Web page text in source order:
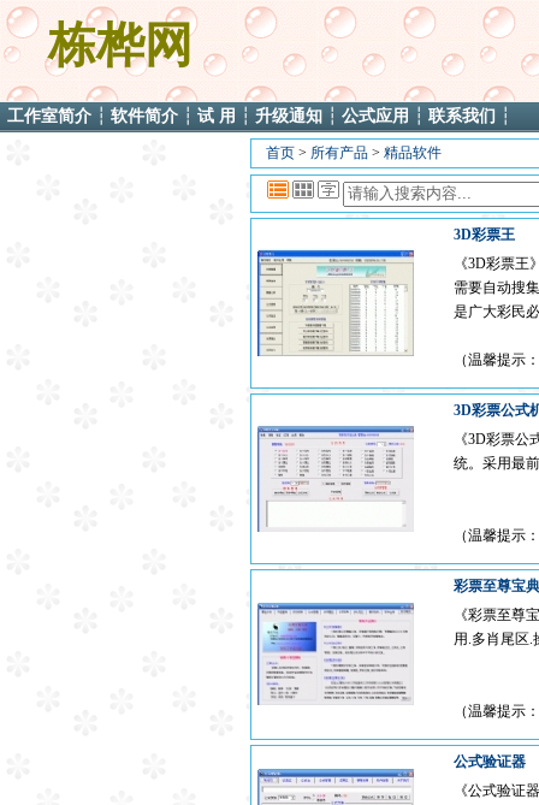
栋桦网
工作室简介 ┆ 软件简介 ┆ 试 用 ┆ 升级通知 ┆ 公式应用 ┆ 联系我们 ┆
首页 > 所有产品 > 精品软件
3D彩票王
《3D彩票
需要自动搜
是广大彩民
（温馨提示
3D彩票公式
《3D彩票
统。采用最
（温馨提示
彩票至尊宝典
《彩票至尊
用.多肖尾区.
（温馨提示
公式验证器
《公式验证